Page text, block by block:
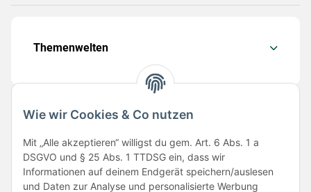
Wie wir Cookies & Co nutzen
Mit „Alle akzeptieren“ willigst du gem. Art. 6 Abs. 1 a
DSGVO und § 25 Abs. 1 TTDSG ein, dass wir
Informationen auf deinem Endgerät speichern/auslesen
und Daten zur Analyse und personalisierte Werbung
Themenwelten
Folge uns